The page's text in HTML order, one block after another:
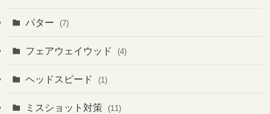
パター (7)
フェアウェイウッド (4)
ヘッドスピード (1)
ミスショット対策 (11)